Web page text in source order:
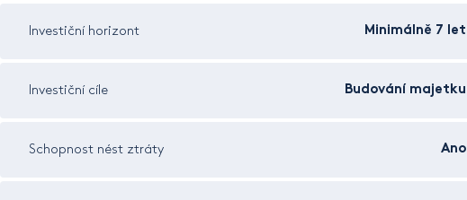
Investiční horizont Minimálně 7 let
Investiční cíle Budování majetku
Schopnost nést ztráty Ano